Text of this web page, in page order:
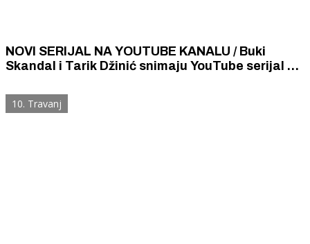
NOVI SERIJAL NA YOUTUBE KANALU / Buki
Skandal i Tarik Džinić snimaju YouTube serijal za
10. Travanj